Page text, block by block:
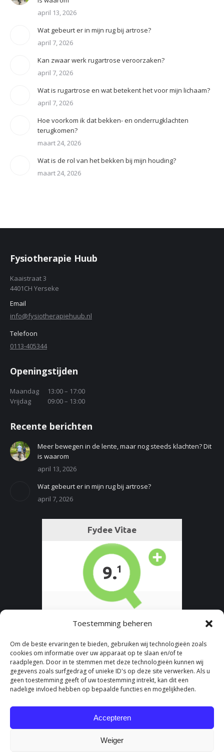
Toestemming beheren
Om de beste ervaringen te bieden, gebruiken wij technologieën zoals
cookies om informatie over uw apparaat op te slaan en/of te
raadplegen. Door in te stemmen met deze technologieën kunnen wij
gegevens zoals surfgedrag of unieke ID's op deze site verwerken. Als u
geen toestemming geeft of uw toestemming intrekt, kan dit een
nadelige invloed hebben op bepaalde functies en mogelijkheden.
Accepteren
Weiger
april 13, 2026
Wat gebeurt er in mijn rug bij artrose?
april 7, 2026
Kan zwaar werk rugartrose veroorzaken?
april 7, 2026
Wat is rugartrose en wat betekent het voor mijn lichaam?
april 7, 2026
Hoe voorkom ik dat bekken- en onderrugklachten
terugkomen?
maart 24, 2026
Wat is de rol van het bekken bij mijn houding?
maart 24, 2026
Fysiotherapie Huub
Kaaistraat 3
4401CH Yerseke
Email
info@fysiotherapiehuub.nl
Telefoon
0113-405344
Openingstijden
Maandag
13:00 – 17:00
Vrijdag
09:00 – 13:00
Recente berichten
Meer bewegen in de lente, maar nog steeds klachten? Dit
is waarom
april 13, 2026
Wat gebeurt er in mijn rug bij artrose?
april 7, 2026